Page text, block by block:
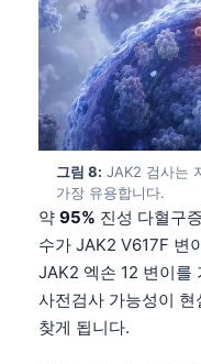
그림 8: JAK2 검사는
가장 유용합니다.
약 95% 진성 다혈구
수가 JAK2 V617F 변
JAK2 엑손 12 변이를
사전검사 가능성이
찾게 됩니다.
বাংলা
اردو
मराठी
తెలుగు
தமிழ்
ગુજરાતી
ಕನ್ನಡ
മലയാളം
Bahasa Melayu